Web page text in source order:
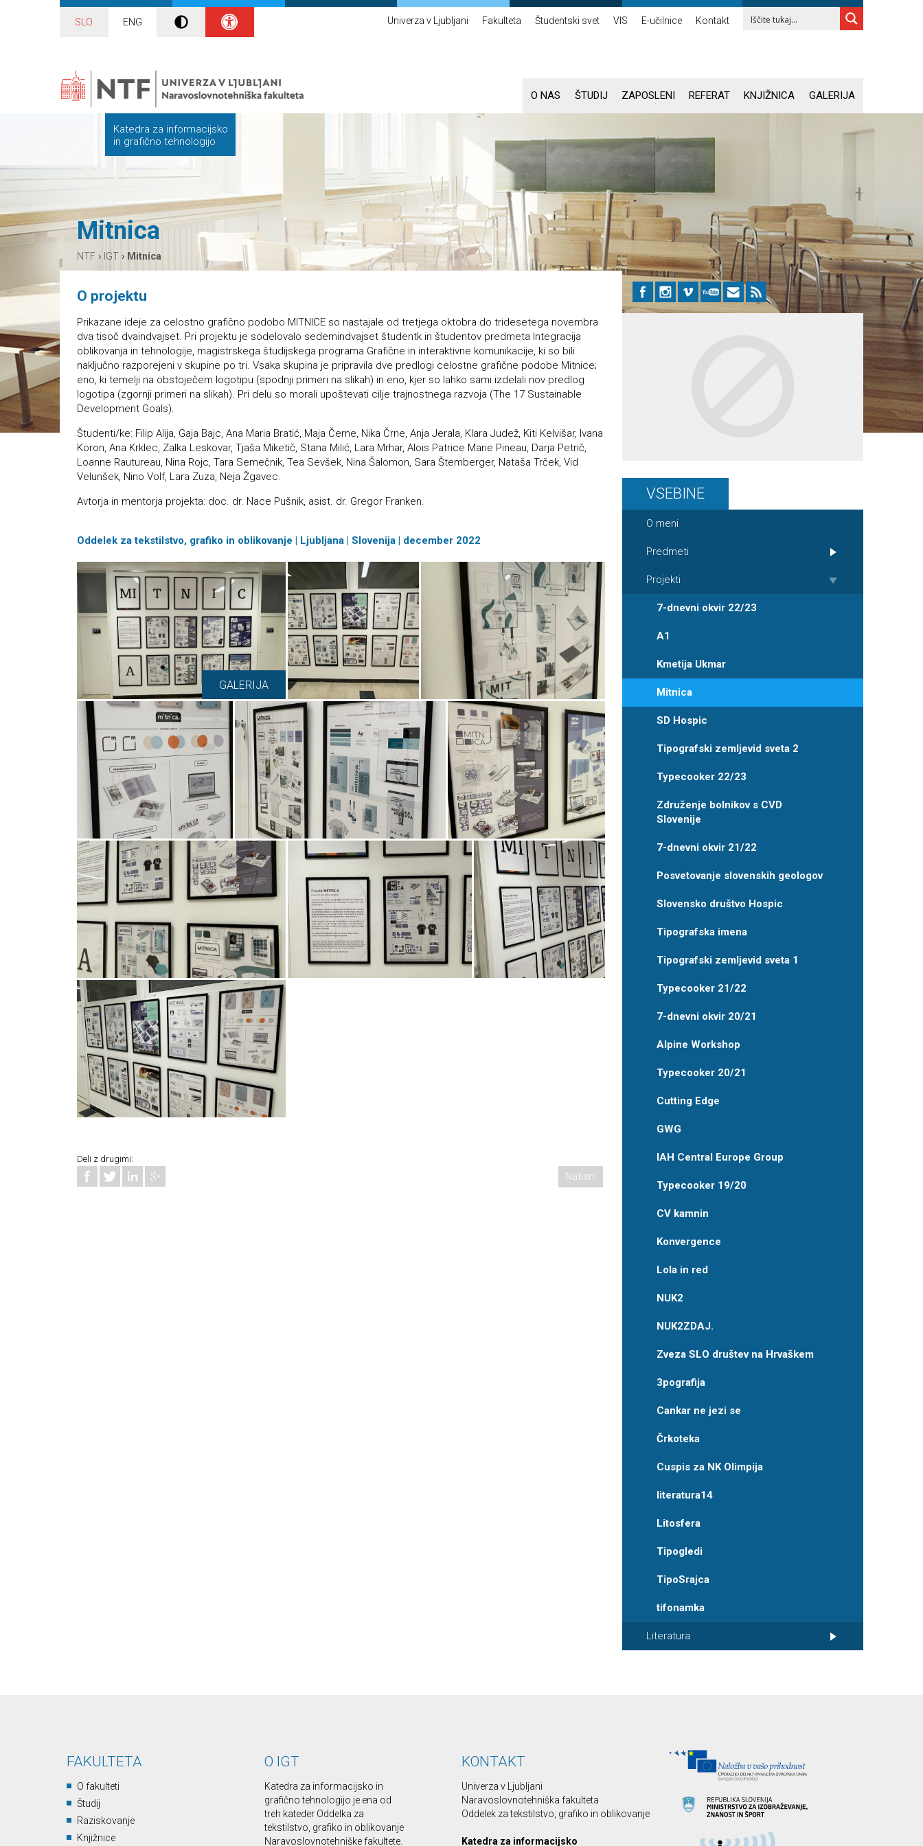
SLO ENG Univerza v Ljubljani Fakulteta Študentski svet VIS E-učilnice Kontakt
Katedra za informacijsko
in grafično tehnologijo
O NAS ŠTUDIJ ZAPOSLENI REFERAT KNJIŽNICA GALERIJA
Mitnica
NTF › IGT › Mitnica
O projektu
Prikazane ideje za celostno grafično podobo MITNICE so nastajale od tretjega oktobra do tridesetega novembra
dva tisoč dvaindvajset. Pri projektu je sodelovalo sedemindvajset študentk in študentov predmeta Integracija
oblikovanja in tehnologije, magistrskega študijskega programa Grafične in interaktivne komunikacije, ki so bili
naključno razporejeni v skupine po tri. Vsaka skupina je pripravila dve predlogi celostne grafične podobe Mitnice;
eno, ki temelji na obstoječem logotipu (spodnji primeri na slikah) in eno, kjer so lahko sami izdelali nov predlog
logotipa (zgornji primeri na slikah). Pri delu so morali upoštevati cilje trajnostnega razvoja (The 17 Sustainable
Development Goals).
Študenti/ke: Filip Alija, Gaja Bajc, Ana Maria Bratić, Maja Černe, Nika Črne, Anja Jerala, Klara Judež, Kiti Kelvišar, Ivana
Koron, Ana Krklec, Zalka Leskovar, Tjaša Miketič, Stana Milić, Lara Mrhar, Aloïs Patrice Marie Pineau, Darja Petrič,
Loanne Rautureau, Nina Rojc, Tara Semečnik, Tea Sevšek, Nina Šalomon, Sara Štemberger, Nataša Trček, Vid
Velunšek, Nino Volf, Lara Zuza, Neja Žgavec.
Avtorja in mentorja projekta: doc. dr. Nace Pušnik, asist. dr. Gregor Franken.
Oddelek za tekstilstvo, grafiko in oblikovanje | Ljubljana | Slovenija | december 2022
GALERIJA
Deli z drugimi:
Natisni
VSEBINE
O meni
Predmeti
Projekti
7-dnevni okvir 22/23
A1
Kmetija Ukmar
Mitnica
SD Hospic
Tipografski zemljevid sveta 2
Typecooker 22/23
Združenje bolnikov s CVD
Slovenije
7-dnevni okvir 21/22
Posvetovanje slovenskih geologov
Slovensko društvo Hospic
Tipografska imena
Tipografski zemljevid sveta 1
Typecooker 21/22
7-dnevni okvir 20/21
Alpine Workshop
Typecooker 20/21
Cutting Edge
GWG
IAH Central Europe Group
Typecooker 19/20
CV kamnin
Konvergence
Lola in red
NUK2
NUK2ZDAJ.
Zveza SLO društev na Hrvaškem
3pografija
Cankar ne jezi se
Črkoteka
Cuspis za NK Olimpija
literatura14
Litosfera
Tipogledi
TipoSrajca
tifonamka
Literatura
FAKULTETA
O fakulteti
Študij
Raziskovanje
Knjižnice
O IGT
Katedra za informacijsko in
grafično tehnologijo je ena od
treh kateder Oddelka za
tekstilstvo, grafiko in oblikovanje
Naravoslovnotehniške fakultete.
KONTAKT
Univerza v Ljubljani
Naravoslovnotehniška fakulteta
Oddelek za tekstilstvo, grafiko in oblikovanje
Katedra za informacijsko